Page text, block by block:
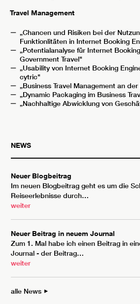
Travel Management
„Chancen und Risiken bei der
Funktionlitäten in Internet Booking
„Potentialanalyse für Internet
Government Travel"
„Usability von Internet Booking
cytric"
„Business Travel Management an
„Dynamic Packaging im Business
„Nachhaltige Abwicklung von
NEWS
Neuer Blogbeitrag
Im neuen Blogbeitrag geht es um die
Reiseerlebnisse durch…
weiter
Neuer Beitrag in neuem Journal
Zum 1. Mal habe ich einen Beitrag in
Journal - der Beitrag…
weiter
alle News